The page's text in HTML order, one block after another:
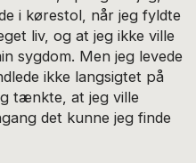
i kørestol, når jeg fyldte
liv, og at jeg ikke ville
sygdom. Men jeg levede
ikke langsigtet på
tænkte, at jeg ville
det kunne jeg finde